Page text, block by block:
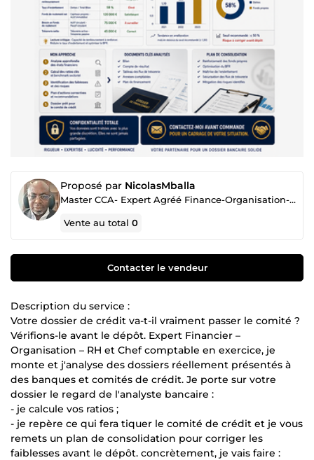
Proposé par NicolasMballa
Master CCA- Expert Agréé Finance-Organisation-RH (BMN)
Vente au total0
Contacter le vendeur
Description du service :
Votre dossier de crédit va-t-il vraiment passer le comité ?
Vérifions-le avant le dépôt. Expert Financier –
Organisation – RH et Chef comptable en exercice, je
monte et j'analyse des dossiers réellement présentés à
des banques et comités de crédit. Je porte sur votre
dossier le regard de l'analyste bancaire :
- je calcule vos ratios ;
- je repère ce qui fera tiquer le comité de crédit et je vous
remets un plan de consolidation pour corriger les
faiblesses avant le dépôt. concrètement, je vais faire :